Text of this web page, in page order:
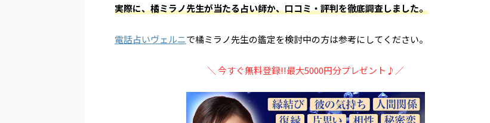
実際に、橘ミラノ先生が当たる占い師か、口コミ・評判を徹底調査しました。
電話占いヴェルニで橘ミラノ先生の鑑定を検討中の方は参考にしてください。
＼ 今すぐ無料登録!!最大5000円分プレゼント♪／